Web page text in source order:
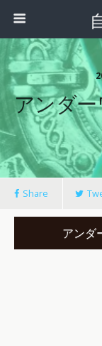
アンダ
Share
アンダ